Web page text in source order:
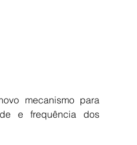
mecanismo para
e frequência dos